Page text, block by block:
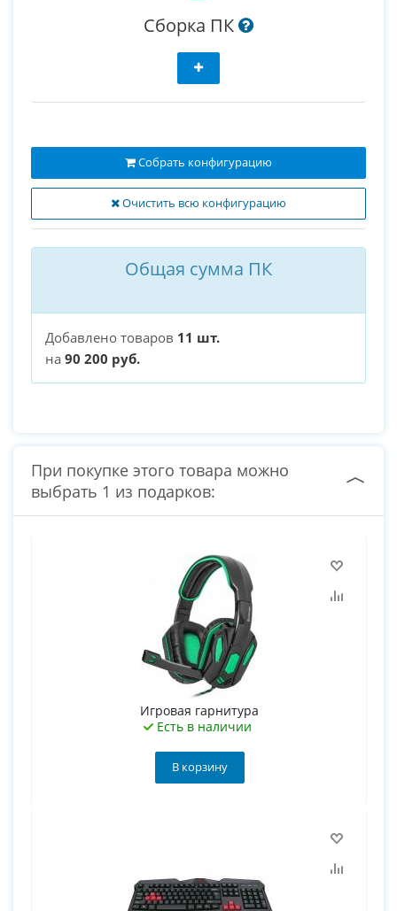
Сборка ПК
Очистить всю конфигурацию
Собрать конфигурацию
Общая сумма ПК
Добавлено товаров 11 шт.
на 90 200 руб.
При покупке этого товара можно
выбрать 1 из подарков:
Игровая гарнитура
Есть в наличии
В корзину